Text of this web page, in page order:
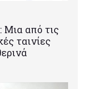
Mια από τις
ταινίες